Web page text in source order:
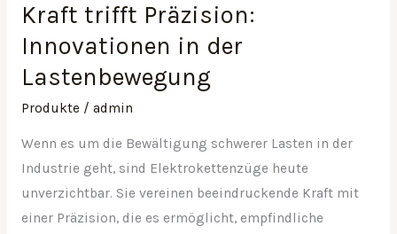
Kraft trifft Präzision:
Innovationen in der
Lastenbewegung
Produkte/ admin
Wenn es um die Bewältigung schwerer Lasten in der
Industrie geht, sind Elektrokettenzüge heute
unverzichtbar. Sie vereinen beeindruckende Kraft mit
einer Präzision, die es ermöglicht, empfindliche